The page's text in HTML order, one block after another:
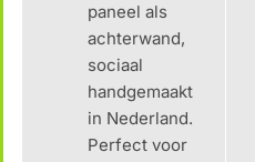
paneel als
achterwand,
sociaal
handgemaakt
in Nederland.
Perfect voor